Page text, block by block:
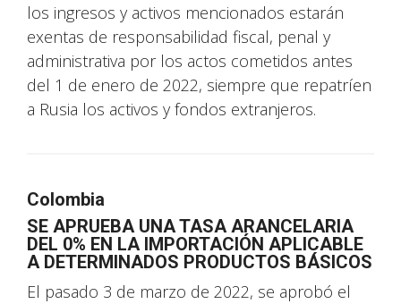
los ingresos y activos mencionados estarán
exentas de responsabilidad fiscal, penal y
administrativa por los actos cometidos antes
del 1 de enero de 2022, siempre que repatríen
a Rusia los activos y fondos extranjeros.
Colombia
SE APRUEBA UNA TASA ARANCELARIA
DEL 0% EN LA IMPORTACIÓN APLICABLE
A DETERMINADOS PRODUCTOS BÁSICOS
El pasado 3 de marzo de 2022, se aprobó el